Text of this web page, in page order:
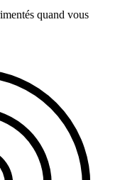
quand vous